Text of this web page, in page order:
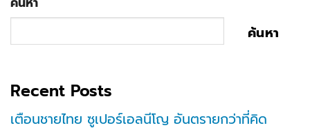
ค้นหา
Recent Posts
เตือนชายไทย ซูเปอร์เอลนีโญ อันตรายกว่าที่คิด